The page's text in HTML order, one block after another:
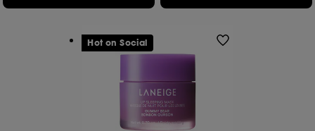
Hot on Social